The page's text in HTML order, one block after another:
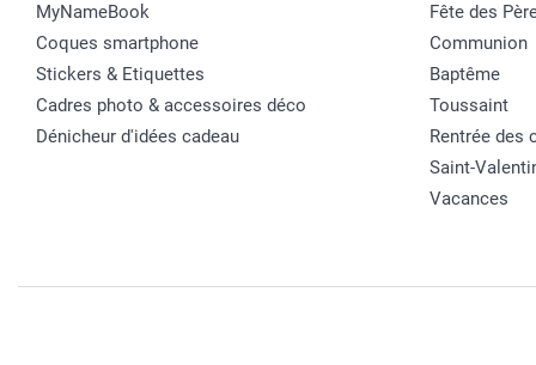
MyNameBook
Coques smartphone
Stickers & Etiquettes
Cadres photo & accessoires déco
Dénicheur d'idées cadeau
Fête des
Communion
Baptême
Toussaint
Rentrée des
Saint-
Vacances